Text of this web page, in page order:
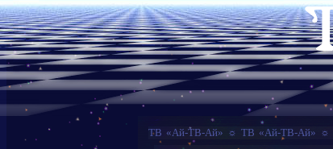
ТВ «Ай-ТВ-Ай» ☼ ТВ «Ай-ТВ-Ай» ☼